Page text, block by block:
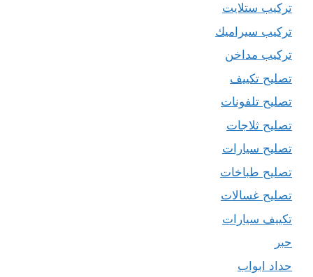
تركيب ستلايت
تركيب سيراميك
تركيب مداخن
تصليح تكييف
تصليح تلفونات
تصليح ثلاجات
تصليح سيارات
تصليح طباخات
تصليح غسالات
تكييف سيارات
حبر
حداد ابواب